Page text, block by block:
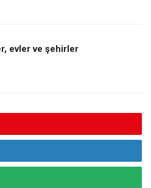
evler ve şehirler